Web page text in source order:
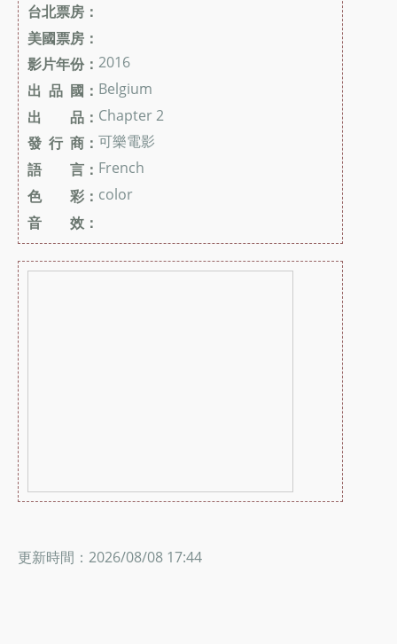
台北票房：
美國票房：
影片年份： 2016
出 品 國： Belgium
出 品： Chapter 2
發 行 商： 可樂電影
語 言： French
色 彩： color
音 效：
更新時間：2026/08/08 17:44